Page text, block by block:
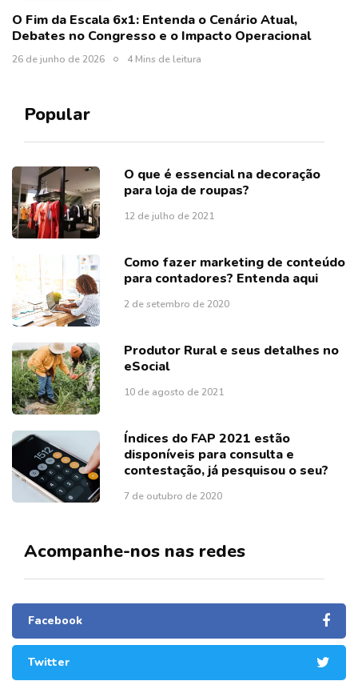
O Fim da Escala 6x1: Entenda o Cenário Atual,
Debates no Congresso e o Impacto Operacional
26 de junho de 2026 4 Mins de leitura
Popular
O que é essencial na decoração
para loja de roupas?
12 de julho de 2021
Como fazer marketing de conteúdo
para contadores? Entenda aqui
2 de setembro de 2020
Produtor Rural e seus detalhes no
eSocial
10 de agosto de 2021
Índices do FAP 2021 estão
disponíveis para consulta e
contestação, já pesquisou o seu?
7 de outubro de 2020
Acompanhe-nos nas redes
Facebook
Twitter